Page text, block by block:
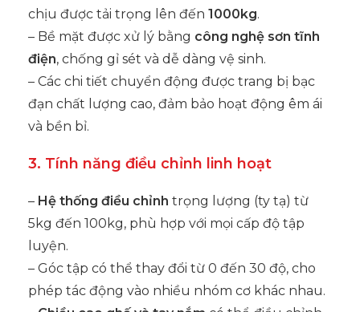
chịu được tải trọng lên đến 1000kg.
– Bề mặt được xử lý bằng công nghệ sơn tĩnh
điện, chống gỉ sét và dễ dàng vệ sinh.
– Các chi tiết chuyển động được trang bị bạc
đạn chất lượng cao, đảm bảo hoạt động êm ái
và bền bỉ.
3. Tính năng điều chỉnh linh hoạt
– Hệ thống điều chỉnh trọng lượng (ty tạ) từ
5kg đến 100kg, phù hợp với mọi cấp độ tập
luyện.
– Góc tập có thể thay đổi từ 0 đến 30 độ, cho
phép tác động vào nhiều nhóm cơ khác nhau.